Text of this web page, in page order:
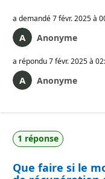
a demandé7 févr. 2025 à
Anonyme
a répondu7 févr. 2025 à
Anonyme
1 réponse
Que faire si le